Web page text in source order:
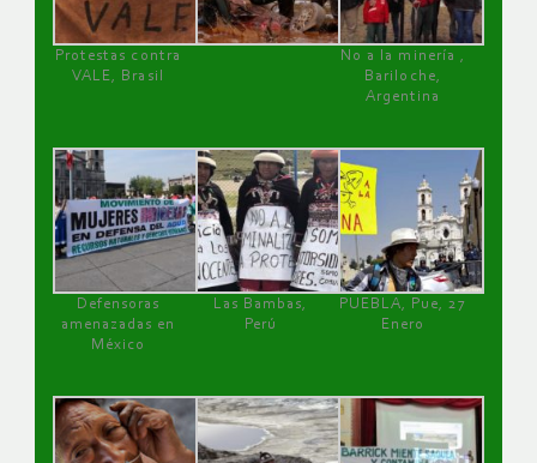
Protestas contra
VALE, Brasil
No a la minería ,
Bariloche,
Argentina
Defensoras
amenazadas en
México
Las Bambas,
Perú
PUEBLA, Pue, 27
Enero